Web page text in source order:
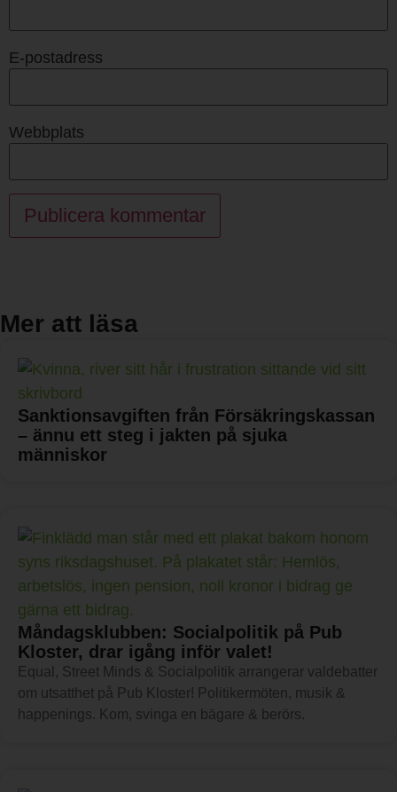
E-postadress
Webbplats
Mer att läsa
Sanktionsavgiften från Försäkringskassan
– ännu ett steg i jakten på sjuka
människor
Måndagsklubben: Socialpolitik på Pub
Kloster, drar igång inför valet!
Equal, Street Minds & Socialpolitik arrangerar valdebatter
om utsatthet på Pub Kloster! Politikermöten, musik &
happenings. Kom, svinga en bägare & berörs.